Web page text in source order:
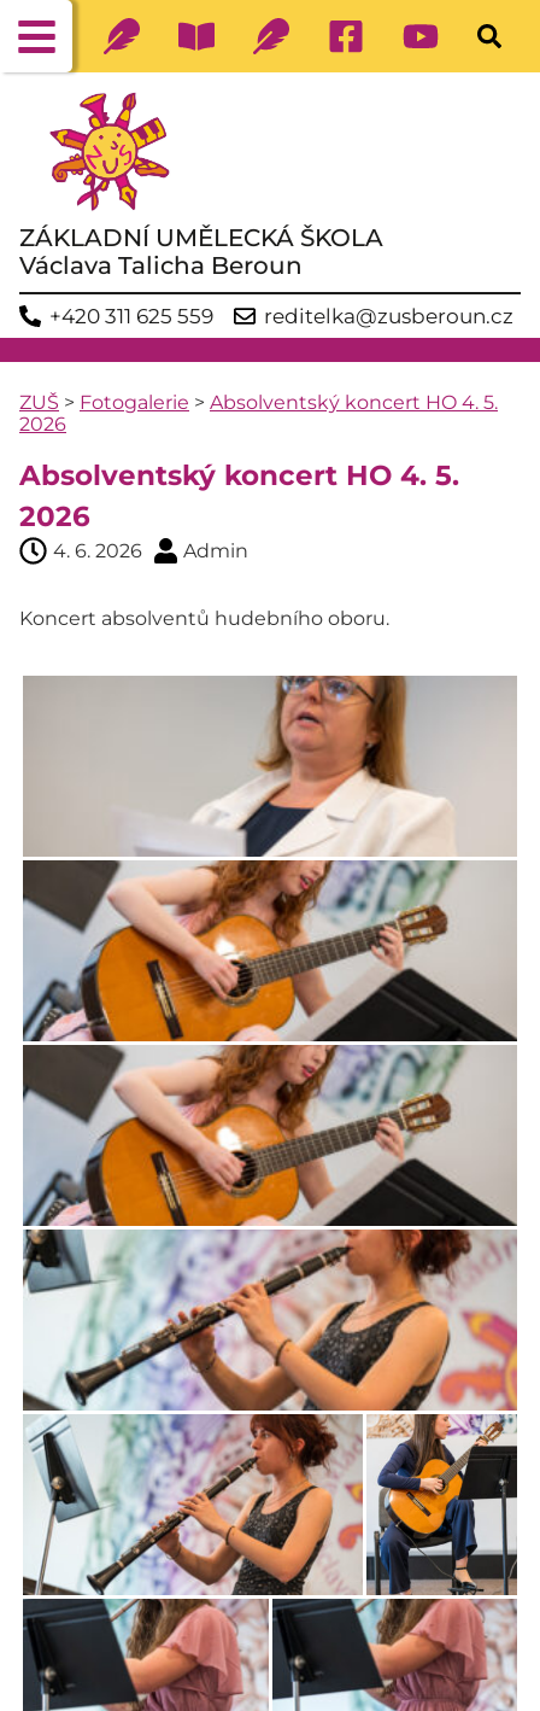
ZÁKLADNÍ UMĚLECKÁ ŠKOLA
Václava Talicha Beroun
+420 311 625 559 reditelka@zusberoun.cz
ZUŠ > Fotogalerie > Absolventský koncert HO 4. 5.
2026
Absolventský koncert HO 4. 5.
2026
4. 6. 2026 Admin
Koncert absolventů hudebního oboru.